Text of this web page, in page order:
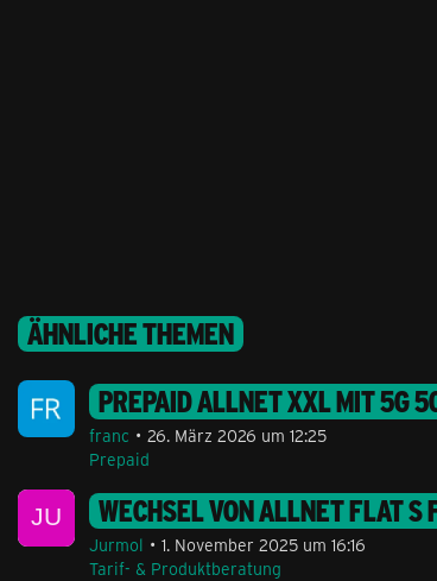
ÄHNLICHE THEMEN
PREPAID ALLNET XXL MIT 5G
franc
26. März 2026 um 12:25
Prepaid
WECHSEL VON ALLNET FLAT
Jurmol
1. November 2025 um 16:16
Tarif- & Produktberatung